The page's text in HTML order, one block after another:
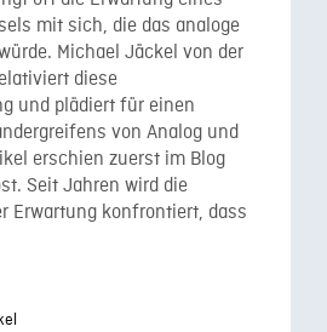
mit sich, die das analoge
Michael Jäckel von der
diese
und plädiert für einen
von Analog und
erschien zuerst im Blog
Seit Jahren wird die
Erwartung konfrontiert, dass